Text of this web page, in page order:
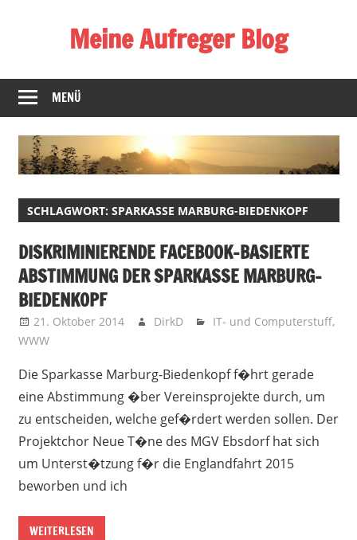
Meine Aufreger Blog
mich
positiv
negativ
aufregt
mir
MENÜ
SCHLAGWORT: SPARKASSE MARBURG-BIEDENKOPF
DISKRIMINIERENDE FACEBOOK-BASIERTE
ABSTIMMUNG DER SPARKASSE MARBURG-
BIEDENKOPF
21. Oktober 2014 DirkD IT- und Computerstuff,
WWW
Die Sparkasse Marburg-Biedenkopf f�hrt gerade
eine Abstimmung �ber Vereinsprojekte durch, um
zu entscheiden, welche gef�rdert werden sollen. Der
Projektchor Neue T�ne des MGV Ebsdorf hat sich
um Unterst�tzung f�r die Englandfahrt 2015
beworben und ich
WEITERLESEN